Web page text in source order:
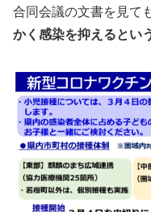
合同会議の文書を見て
かく感染を抑えるとい